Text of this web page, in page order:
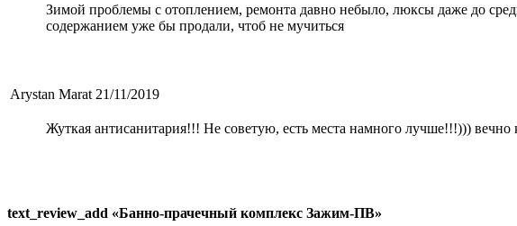
Зимой проблемы с отоплением, ремонта давно небыло, люксы даже до
содержанием уже бы продали, чтоб не мучиться
Arystan Marat 21/11/2019
Жуткая антисанитария!!! Не советую, есть места намного лучше!!!)))
text_review_add «Банно-прачечный комплекс Зажим-ПВ»